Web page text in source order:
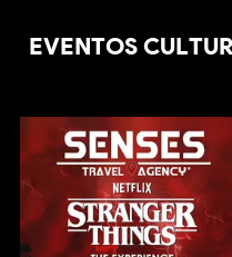
EVENTOS